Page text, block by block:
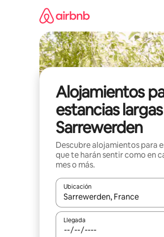
Alojamientos
estancias
Sarrewerden
Descubre alojamientos para
que te harán sentir como en
mes o más.
Ubicación
Cuando los resultados estén
Llegada